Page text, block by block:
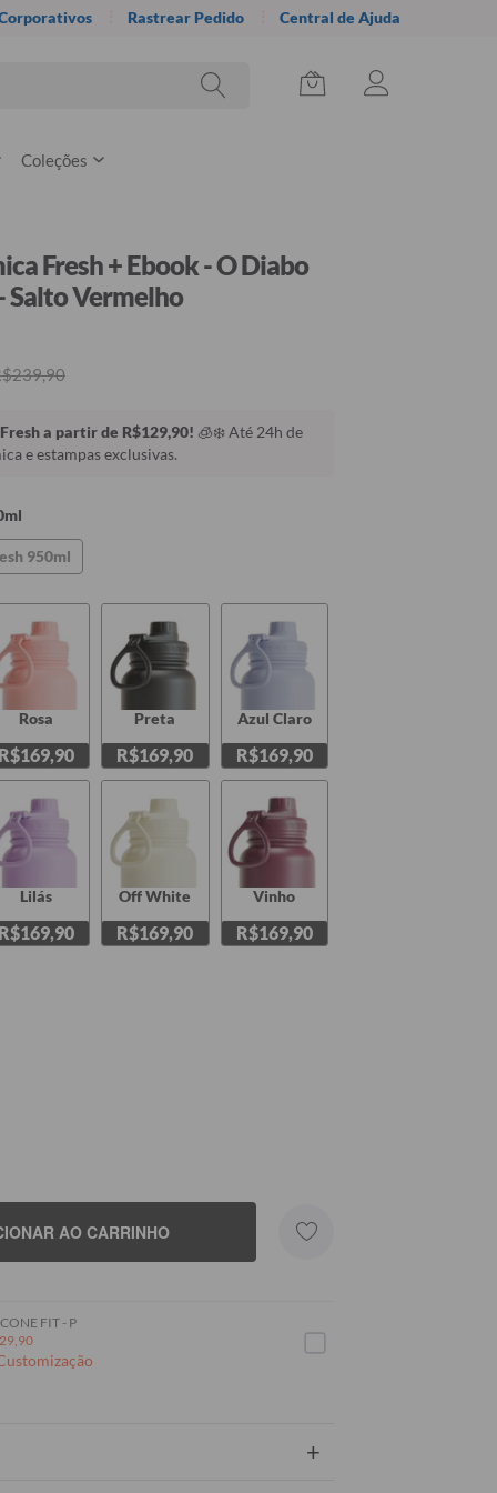
Rastrear Pedido Central de Ajuda
Coleções
Fresh + Ebook - O Diabo
Salto Vermelho
a partir de R$129,90! 🧊❄️ Até 24h de
e estampas exclusivas.
950ml
Rosa Preta
R$169,90
Azul Claro
R$169,90
Lilás Off White
R$169,90
Vinho
R$169,90
AO CARRINHO
FIT - P
+